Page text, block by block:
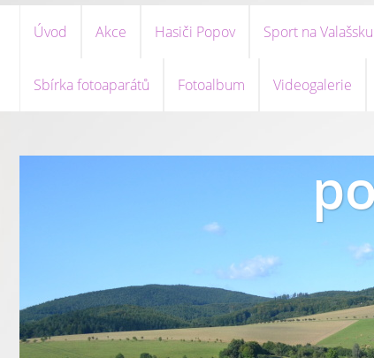
Úvod Akce Hasiči Popov Sport na Valašsku
Sbírka fotoaparátů Fotoalbum Videogalerie